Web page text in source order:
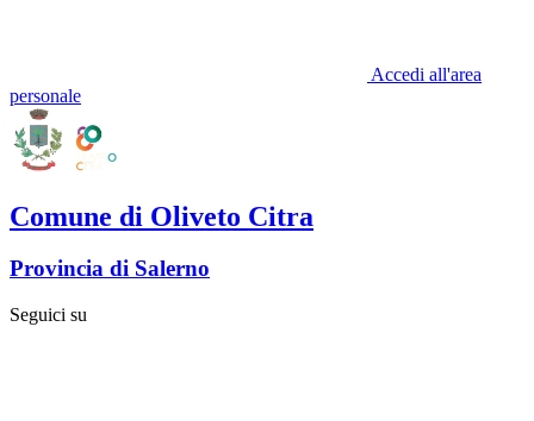
Accedi all'area
personale
Comune di Oliveto Citra
Provincia di Salerno
Seguici su